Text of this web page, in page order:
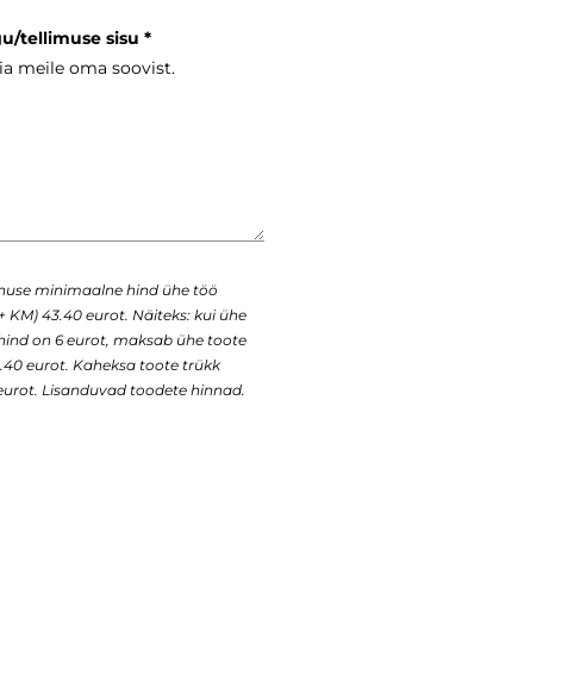
tellimuse sisu
minimaalne hind ühe töö
KM) 43.40 eurot. Näiteks: kui ühe
on 6 eurot, maksab ühe toote
eurot. Kaheksa toote trükk
Lisanduvad toodete hinnad.